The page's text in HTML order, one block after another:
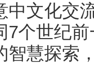
中文化交
7个世纪
智慧探索